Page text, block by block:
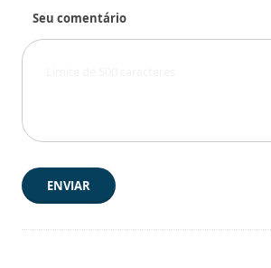
Seu comentário
ENVIAR